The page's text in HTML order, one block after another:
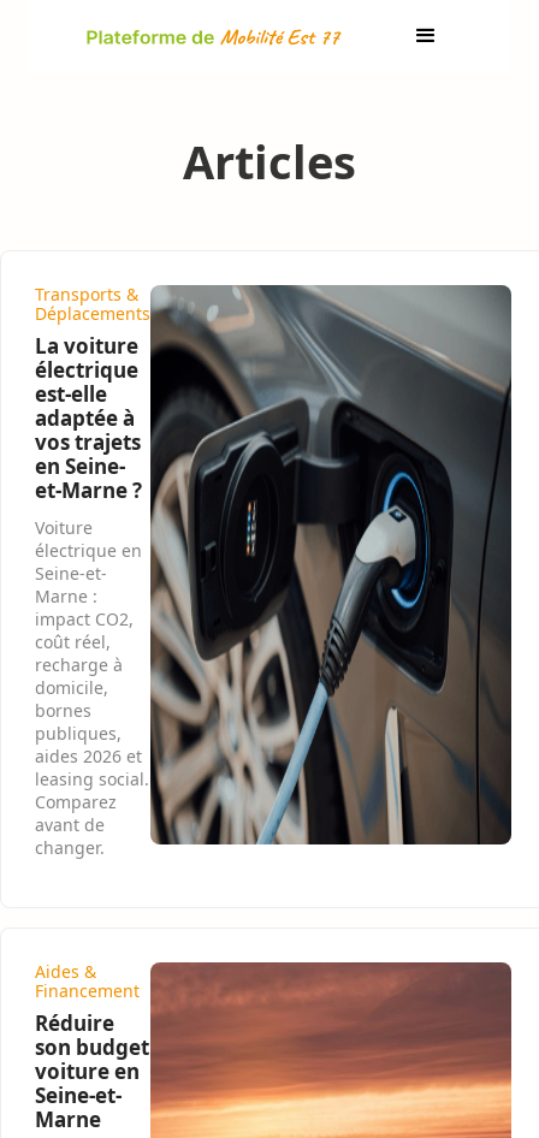
Articles
Transports &
Déplacements
La voiture
électrique
est-elle
adaptée à
vos trajets
en Seine-
et-Marne ?
Voiture
électrique en
Seine-et-
Marne :
impact CO2,
coût réel,
recharge à
domicile,
bornes
publiques,
aides 2026 et
leasing social.
Comparez
avant de
changer.
Aides &
Financement
Réduire
son budget
voiture en
Seine-et-
Marne